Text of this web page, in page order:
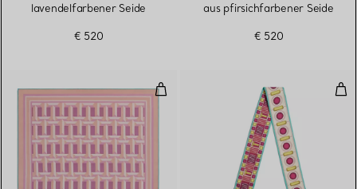
lavendelfarbener Seide
€ 520
aus pfirsichfarbener Seide
€ 520
Quadratischer Schal aus Seide